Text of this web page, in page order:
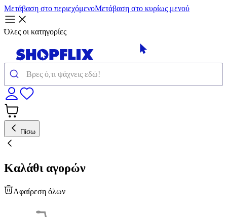
Μετάβαση στο περιεχόμενοΜετάβαση στο κυρίως μενού
Όλες οι κατηγορίες
Πίσω
Καλάθι αγορών
Αφαίρεση όλων